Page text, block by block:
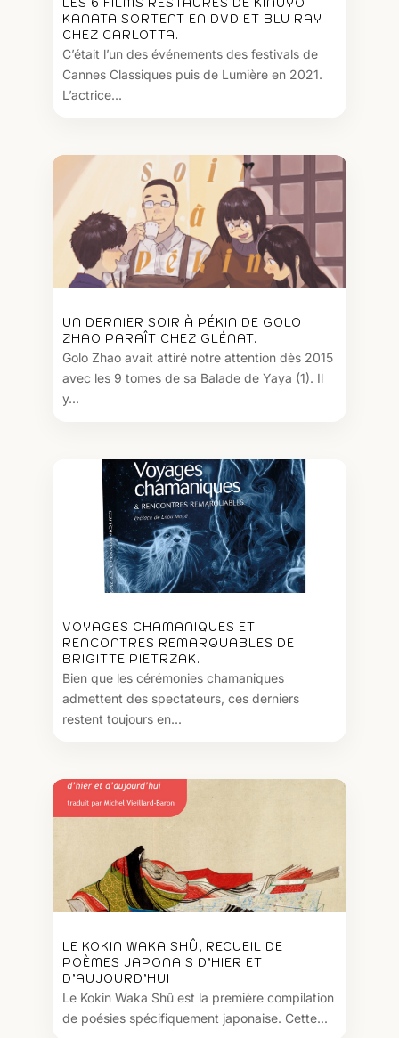
LES 6 FILMS RESTAURÉS DE KINUYO
KANATA SORTENT EN DVD ET BLU RAY
CHEZ CARLOTTA.
C’était l’un des événements des festivals de
Cannes Classiques puis de Lumière en 2021.
L’actrice...
UN DERNIER SOIR À PÉKIN DE GOLO
ZHAO PARAÎT CHEZ GLÉNAT.
Golo Zhao avait attiré notre attention dès 2015
avec les 9 tomes de sa Balade de Yaya (1). Il
y...
VOYAGES CHAMANIQUES ET
RENCONTRES REMARQUABLES DE
BRIGITTE PIETRZAK.
Bien que les cérémonies chamaniques
admettent des spectateurs, ces derniers
restent toujours en...
LE KOKIN WAKA SHÛ, RECUEIL DE
POÈMES JAPONAIS D’HIER ET
D’AUJOURD’HUI
Le Kokin Waka Shû est la première compilation
de poésies spécifiquement japonaise. Cette...